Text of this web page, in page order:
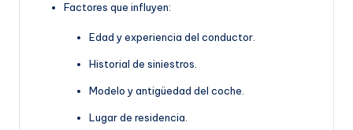
Factores que influyen:
Edad y experiencia del conductor.
Historial de siniestros.
Modelo y antigüedad del coche.
Lugar de residencia.